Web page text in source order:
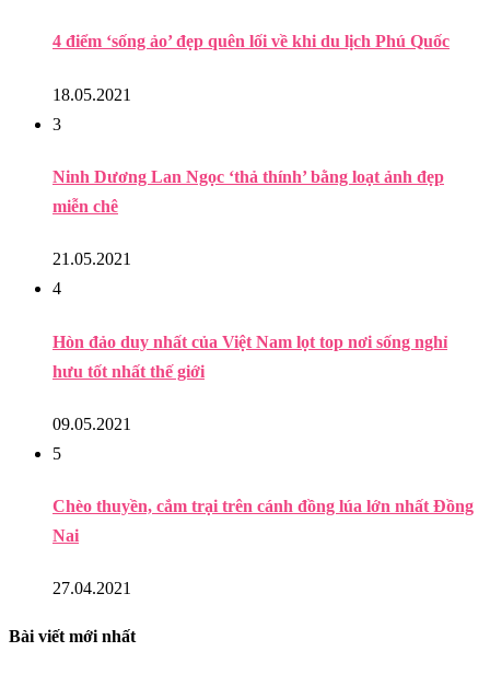
4 điểm ‘sống ảo’ đẹp quên lối về khi du lịch Phú Quốc
18.05.2021
3
Ninh Dương Lan Ngọc ‘thả thính’ bằng loạt ảnh đẹp
miễn chê
21.05.2021
4
Hòn đảo duy nhất của Việt Nam lọt top nơi sống nghỉ
hưu tốt nhất thế giới
09.05.2021
5
Chèo thuyền, cắm trại trên cánh đồng lúa lớn nhất Đồng
Nai
27.04.2021
Bài viết mới nhất